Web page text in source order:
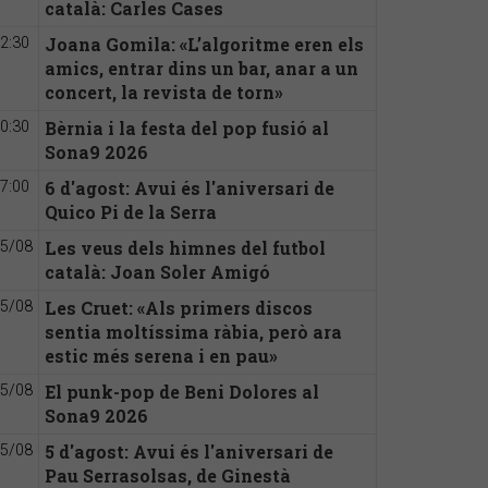
català: Carles Cases
Joana Gomila: «L’algoritme eren els
amics, entrar dins un bar, anar a un
concert, la revista de torn»
Bèrnia i la festa del pop fusió al
Sona9 2026
6 d'agost: Avui és l'aniversari de
Quico Pi de la Serra
08
Les veus dels himnes del futbol
català: Joan Soler Amigó
08
Les Cruet: «Als primers discos
sentia moltíssima ràbia, però ara
estic més serena i en pau»
08
El punk-pop de Beni Dolores al
Sona9 2026
08
5 d'agost: Avui és l'aniversari de
Pau Serrasolsas, de Ginestà